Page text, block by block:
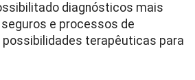
diagnósticos mais
e processos de
terapêuticas para